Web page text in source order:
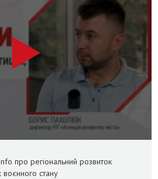
про регіональний розвиток
стану